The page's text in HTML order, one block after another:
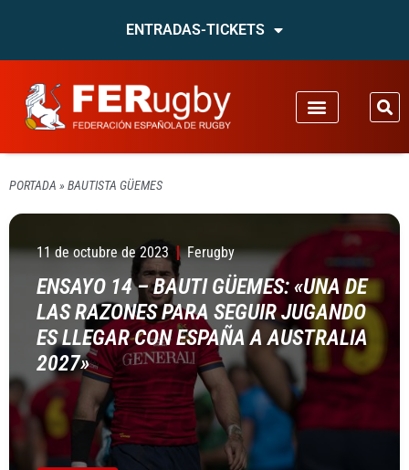
ENTRADAS-TICKETS
PORTADA » BAUTISTA GÜEMES
11 de octubre de 2023 Ferugby
ENSAYO 14 – BAUTI GÜEMES: «UNA DE
LAS RAZONES PARA SEGUIR JUGANDO
ES LLEGAR CON ESPAÑA A AUSTRALIA
2027»